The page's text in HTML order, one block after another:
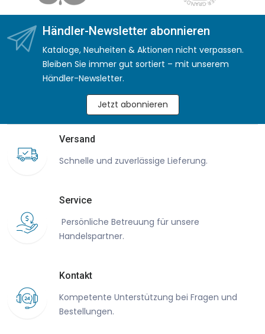
Händler-Newsletter abonnieren
Kataloge, Neuheiten & Aktionen nicht verpassen.
Bleiben Sie immer gut sortiert – mit unserem
Händler-Newsletter.
Jetzt abonnieren
Versand
Schnelle und zuverlässige Lieferung.
Service
Persönliche Betreuung für unsere
Handelspartner.
Kontakt
Kompetente Unterstützung bei Fragen und
Bestellungen.